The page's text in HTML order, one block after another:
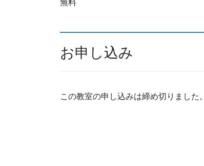
無料
お申し込み
この教室の申し込みは締め切りました。